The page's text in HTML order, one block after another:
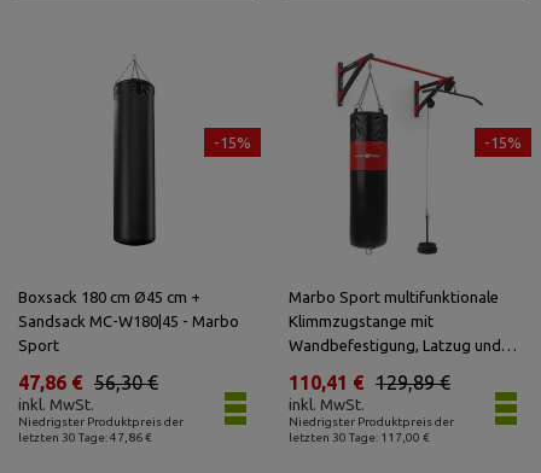
-15%
Boxsack 180 cm Ø45 cm +
Sandsack MC-W180|45 - Marbo
Sport
Niedrigster Produktpreis der
letzten 30 Tage: 47,86 €
56,30 €
47,86 €
inkl. MwSt.
-15%
Marbo Sport multifunktionale
Klimmzugstange mit
Wandbefestigung, Latzug und
D204 - Marbo Sport
Niedrigster Produktpreis der
letzten 30 Tage: 117,00 €
129,89 €
110,41 €
inkl. MwSt.